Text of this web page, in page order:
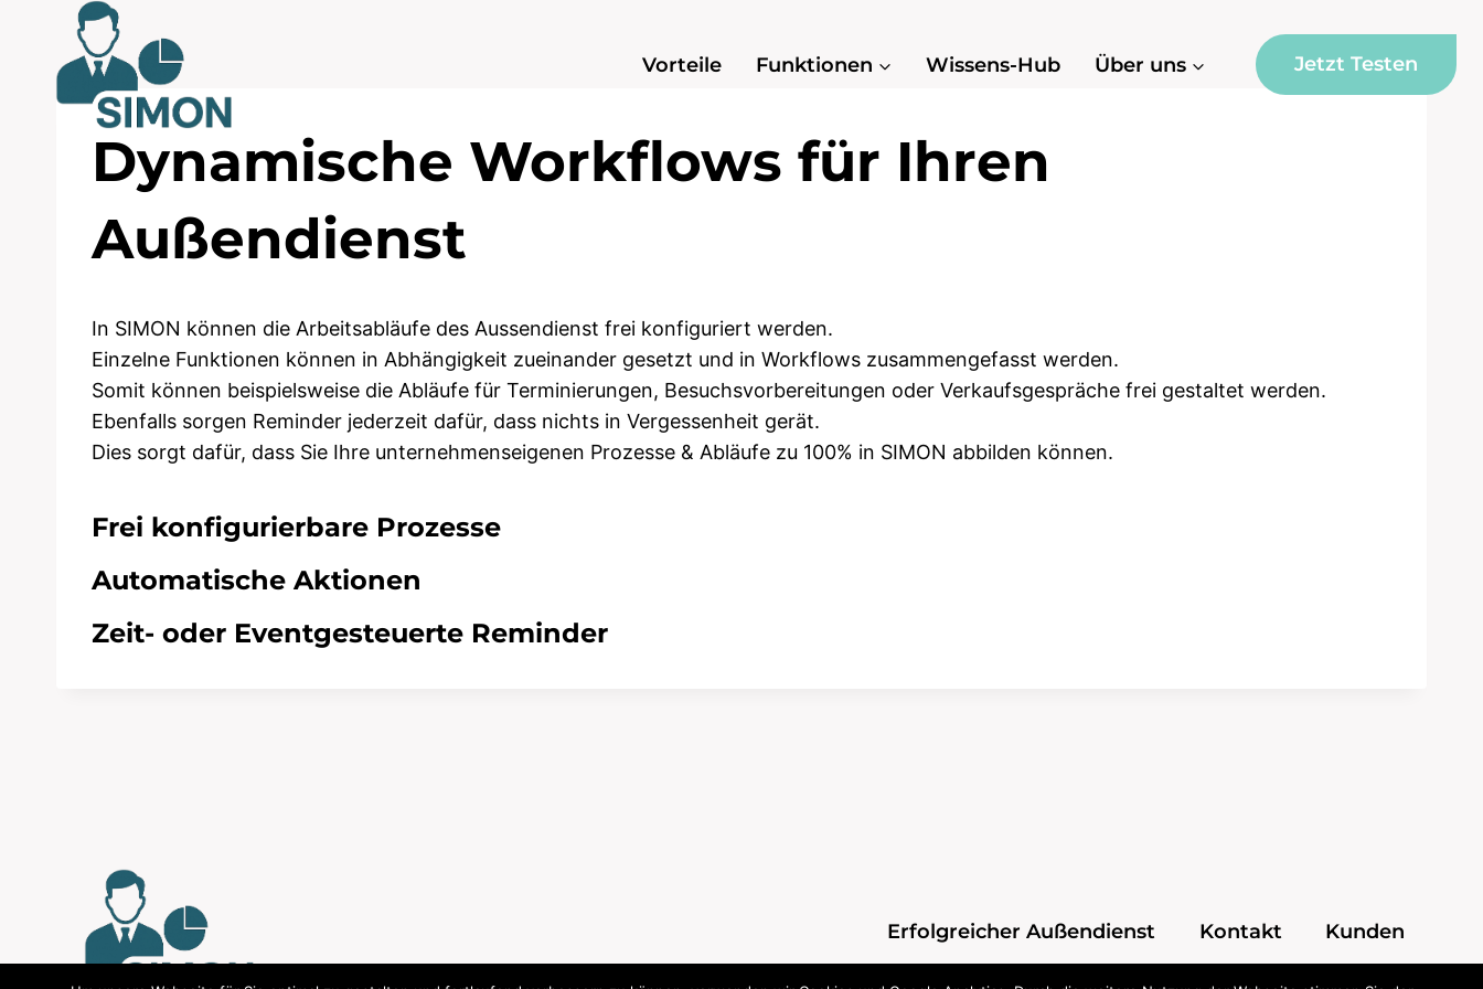
springen
Vorteile Funktionen Wissens-Hub Über uns Jetzt Testen
Dynamische Workflows für Ihren
Außendienst
In SIMON können die Arbeitsabläufe des Aussendienst frei konfiguriert werden.
Einzelne Funktionen können in Abhängigkeit zueinander gesetzt und in Workflows zusammengefasst werden.
Somit können beispielsweise die Abläufe für Terminierungen, Besuchsvorbereitungen oder Verkaufsgespräche frei gestaltet werden.
Ebenfalls sorgen Reminder jederzeit dafür, dass nichts in Vergessenheit gerät.
Dies sorgt dafür, dass Sie Ihre unternehmenseigenen Prozesse & Abläufe zu 100% in SIMON abbilden können.
Frei konfigurierbare Prozesse
Automatische Aktionen
Zeit- oder Eventgesteuerte Reminder
Erfolgreicher Außendienst Kontakt Kunden